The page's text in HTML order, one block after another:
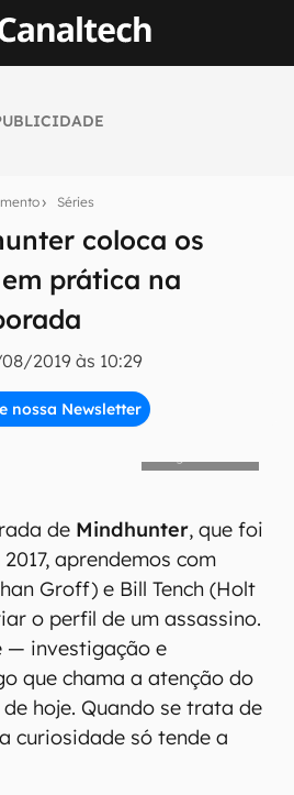
Séries
coloca os
prática na
2019 às 10:29
nossa Newsletter
tecnologia em primeira
inscreva-se
do Canaltech.
de Mindhunter, que foi
aprendemos com
Groff) e Bill Tench (Holt
o perfil de um assassino.
— investigação e
que chama a atenção do
hoje. Quando se trata de
curiosidade só tende a